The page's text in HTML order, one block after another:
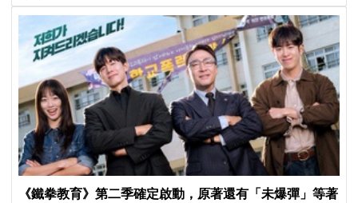
《鐵拳教育》第二季確定啟動，原著還有「未爆彈」等著